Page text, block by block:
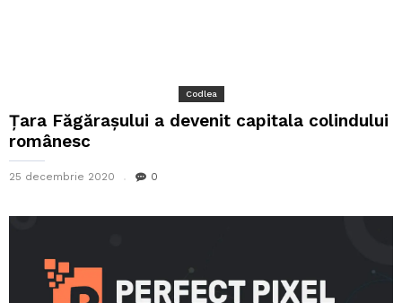
Codlea
Țara Făgărașului a devenit capitala colindului
românesc
25 decembrie 2020 0